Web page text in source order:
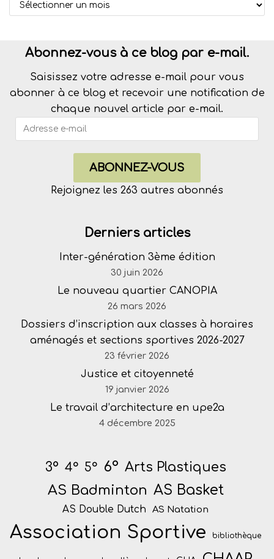
Abonnez-vous à ce blog par e-mail.
Saisissez votre adresse e-mail pour vous
abonner à ce blog et recevoir une notification de
chaque nouvel article par e-mail.
ABONNEZ-VOUS
Rejoignez les 263 autres abonnés
Derniers articles
Inter-génération 3ème édition
30 juin 2026
Le nouveau quartier CANOPIA
26 mars 2026
Dossiers d’inscription aux classes à horaires
aménagés et sections sportives 2026-2027
23 février 2026
Justice et citoyenneté
19 janvier 2026
Le travail d’architecture en upe2a
4 décembre 2025
3° 4° 5° 6° Arts Plastiques
AS Badminton AS Basket
AS Double Dutch AS Natation
Association Sportive bibliothèque